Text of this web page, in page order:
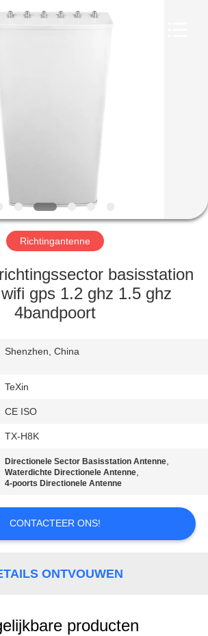
Richtingantenne
basisstation
gps 1.2 ghz 1.5 ghz
4bandpoort
Shenzhen, China
TeXin
CE ISO
TX-H8K
Directionele Sector Basisstation Antenne,
Waterdichte Directionele Antenne,
4-poorts Directionele Antenne
CONTACTEER ONS!
ONTVOUWEN
producten